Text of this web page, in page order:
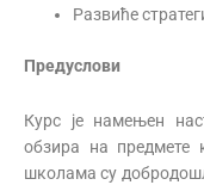
Развиће
Предуслови
Курс је намењен
обзира на предмете
школама су